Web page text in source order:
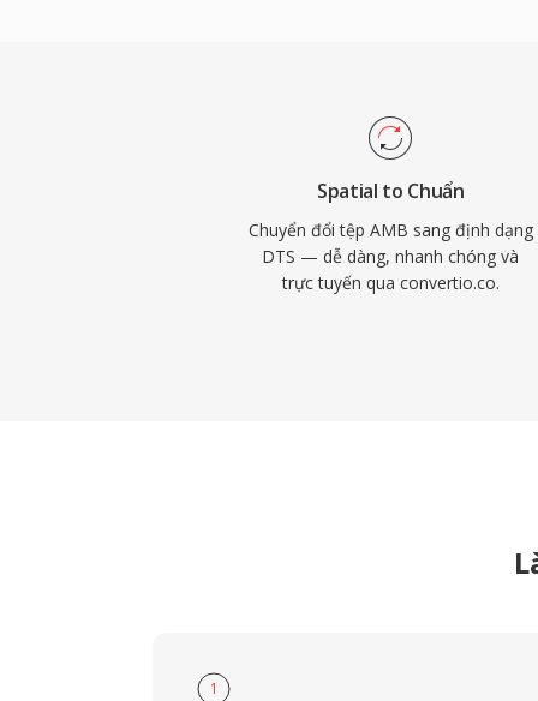
che giấu các trục trặc nhỏ trên đĩa hoặc
việc với nội dung âm thanh vòm cho
trực tuyến cao cấp, DTS cung cấp con
minh từ phòng thu đến phòng khách.
Spatial to Chuẩn
Chuyển đổi tệp AMB sang định dạng
DTS — dễ dàng, nhanh chóng và
trực tuyến qua convertio.co.
1